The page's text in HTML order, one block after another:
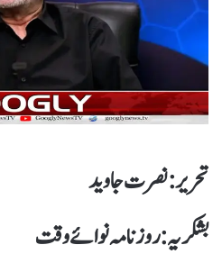
تحریر : نصرت جاوید
بشکریہ : روزنامہ نوائے وقت